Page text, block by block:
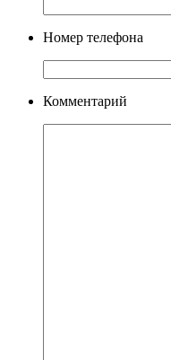
Номер телефона
Комментарий